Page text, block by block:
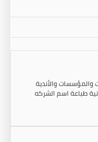
والمؤسسات والأندية
طباعة اسم الشركه